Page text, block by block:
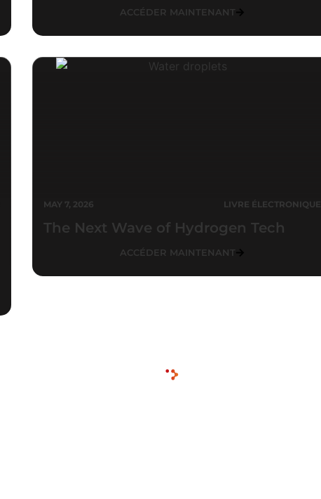
ACCÉDER MAINTENANT
MAY 7, 2026 LIVRE ÉLECTRONIQUE
The Next Wave of Hydrogen Tech
ACCÉDER MAINTENANT